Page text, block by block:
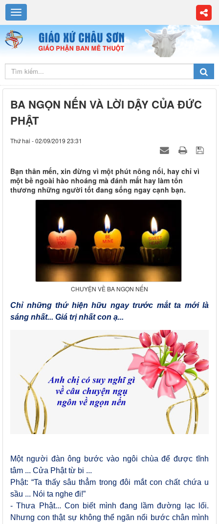
BA NGỌN NẾN VÀ LỜI DẬY CỦA ĐỨC
PHẬT
Thứ hai - 02/09/2019 23:31
Bạn thân mến, xin đừng vì một phút nông nổi, hay chỉ vì
một bề ngoài hào nhoáng mà đánh mất hay làm tổn
thương những người tốt đang sống ngay cạnh bạn.
CHUYỆN VỀ BA NGỌN NẾN
Chỉ những thứ hiện hữu ngay trước mắt ta mới là
sáng nhất... Giá trị nhất con ạ...
Một người đàn ông bước vào ngôi chùa để được tĩnh
tâm ... Cửa Phật từ bi ...
Phật: “Ta thấy sâu thẳm trong đôi mắt con chất chứa u
sầu ... Nói ta nghe đi!”
- Thưa Phật... Con biết mình đang lầm đường lạc lối.
Nhưng con thật sự không thể ngăn nổi bước chân mình